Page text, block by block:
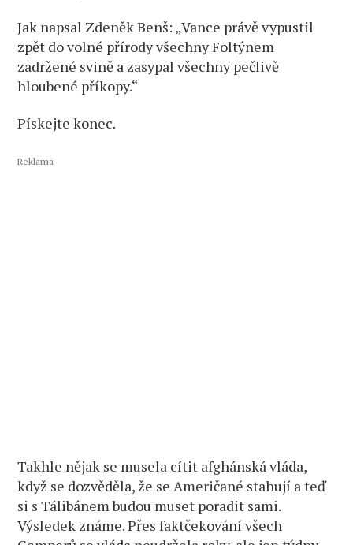
Jak napsal Zdeněk Benš: „Vance právě vypustil
zpět do volné přírody všechny Foltýnem
zadržené svině a zasypal všechny pečlivě
hloubené příkopy.“
Pískejte konec.
Reklama
Takhle nějak se musela cítit afghánská vláda,
když se dozvěděla, že se Američané stahují a teď
si s Tálibánem budou muset poradit sami.
Výsledek známe. Přes faktčekování všech